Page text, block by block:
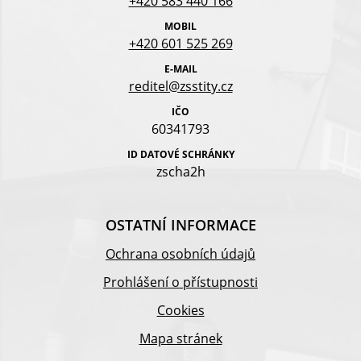
MOBIL
+420 601 525 269
E-MAIL
reditel@zsstity.cz
IČO
60341793
ID DATOVÉ SCHRÁNKY
zscha2h
OSTATNÍ INFORMACE
Ochrana osobních údajů
Prohlášení o přístupnosti
Cookies
Mapa stránek